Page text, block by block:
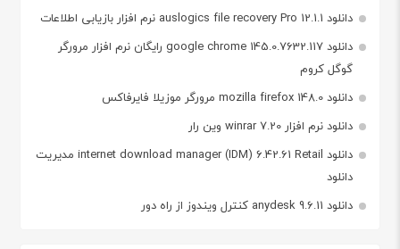
دانلود auslogics file recovery Pro 12.1.1 نرم افزار بازیابی اطلاعات
دانلود google chrome 145.0.7632.117 رایگان نرم افزار مرورگر
گوگل کروم
دانلود mozilla firefox 148.0 مرورگر موزیلا فایرفاکس
دانلود نرم افزار winrar 7.20 وین رار
دانلود internet download manager (IDM) 6.42.61 Retail مدیریت
دانلود
دانلود anydesk 9.6.11 کنترل ویندوز از راه دور